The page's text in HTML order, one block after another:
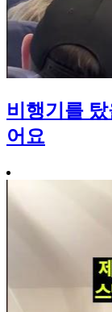
비행기를
어요